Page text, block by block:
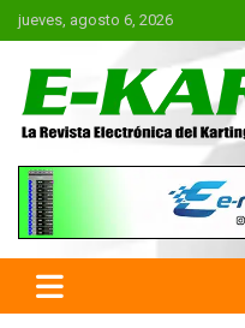
Saltar
al
jueves, agosto 6, 2026
E-
Electrónica
Argentina